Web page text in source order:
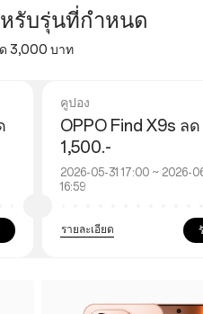
รับรุ่นที่กำหนด
3,000 บาท
คูปอง
OPPO Find X9s ลด
1,500.-
2026-05-31 17:00 ~ 2026-
16:59
รายละเอียด